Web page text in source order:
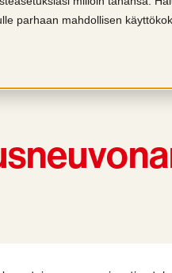
parhaan mahdollisen